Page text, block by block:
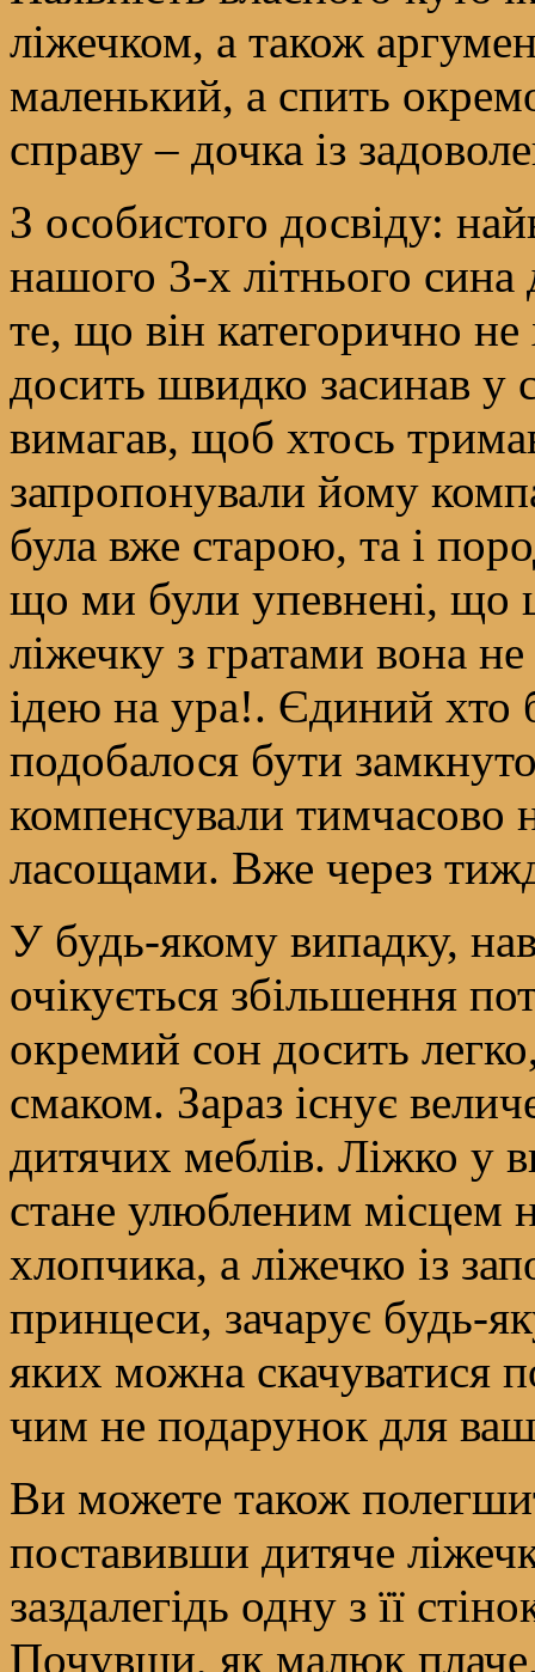
ліжечком, а також
маленький, а спить
справу – дочка із
З особистого досвіду:
нашого 3-х літнього сина
те, що він категорично
досить швидко засинав у
вимагав, щоб хтось
запропонували йому
була вже старою, та і
що ми були упевнені, що
ліжечку з гратами вона
ідею на ура!. Єдиний хто
подобалося бути
компенсували тимчасово
ласощами. Вже через
У будь-якому випадку,
очікується збільшення
окремий сон досить
смаком. Зараз існує
дитячих меблів. Ліжко у
стане улюбленим місцем
хлопчика, а ліжечко із
принцеси, зачарує будь-
яких можна скачуватися
чим не подарунок для
Ви можете також
поставивши дитяче
заздалегідь одну з її
Почувши, як малюк плаче,